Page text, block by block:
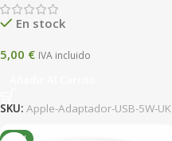
En stock
5,00 € IVA incluido
SKU: Apple-Adaptador-USB-5W-UK
NEW